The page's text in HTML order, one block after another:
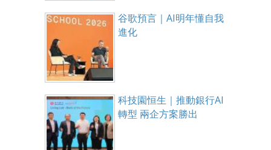
谷歌預言｜AI明年懂自我
進化
科技園恒生｜推動銀行AI
轉型 兩企方案勝出